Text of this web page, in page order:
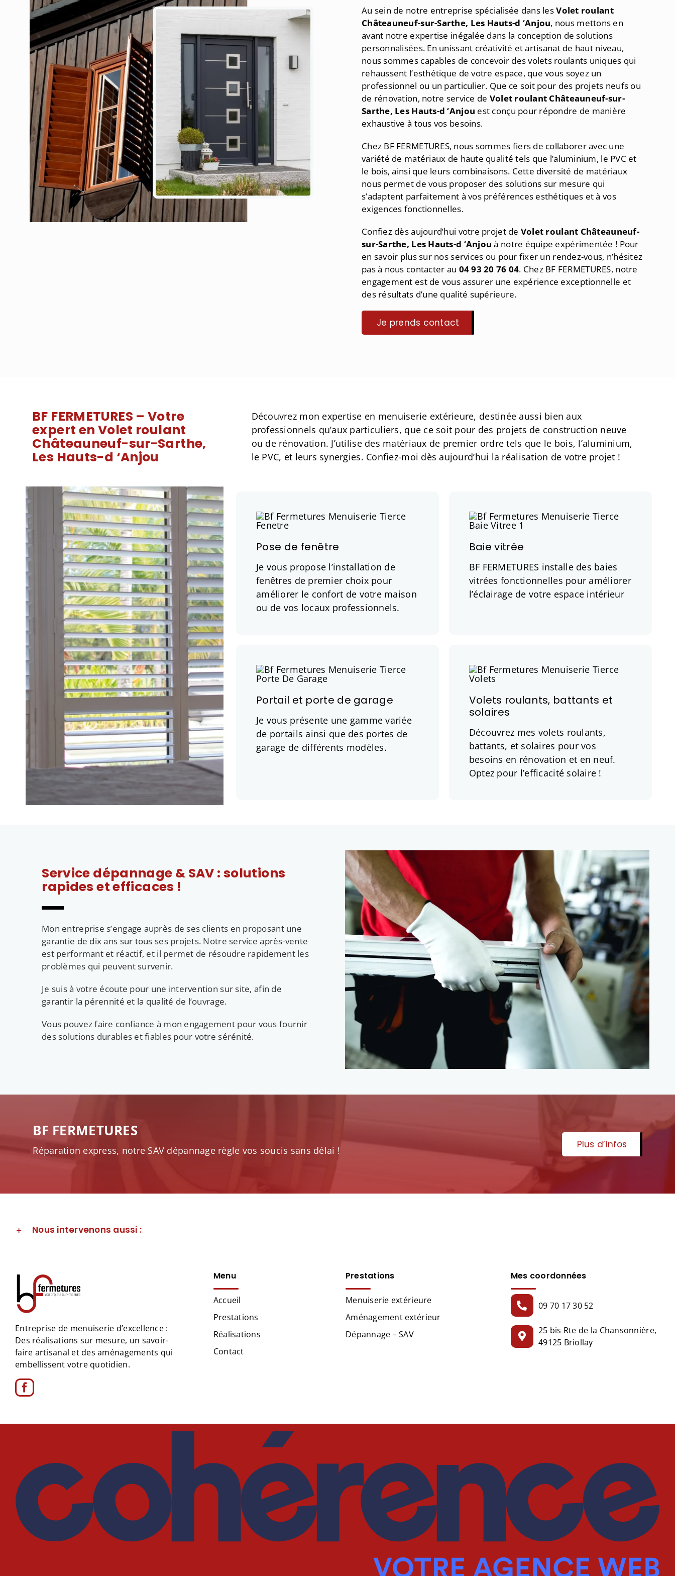
Au sein de notre entreprise spécialisée dans lesVolet roulant
Châteauneuf-sur-Sarthe, Les Hauts-d ‘Anjou, nous mettons en
avant notre expertise inégalée dans la conception de solutions
personnalisées. En unissant créativité et artisanat de haut niveau,
nous sommes capables de concevoir des volets roulants uniques qui
rehaussent l’esthétique de votre espace, que vous soyez un
professionnel ou un particulier. Que ce soit pour des projets neufs ou
de rénovation, notre service de Volet roulant Châteauneuf-sur-
Sarthe, Les Hauts-d ‘Anjou est conçu pour répondre de manière
exhaustive à tous vos besoins.
Chez BF FERMETURES, nous sommes fiers de collaborer avec une
variété de matériaux de haute qualité tels que l’aluminium, le PVC et
le bois, ainsi que leurs combinaisons. Cette diversité de matériaux
nous permet de vous proposer des solutions sur mesure qui
s’adaptent parfaitement à vos préférences esthétiques et à vos
exigences fonctionnelles.
Confiez dès aujourd’hui votre projet de Volet roulant Châteauneuf-
sur-Sarthe, Les Hauts-d ‘Anjou à notre équipe expérimentée ! Pour
en savoir plus sur nos services ou pour fixer un rendez-vous, n’hésitez
pas à nous contacter au 04 93 20 76 04. Chez BF FERMETURES, notre
engagement est de vous assurer une expérience exceptionnelle et
des résultats d’une qualité supérieure.
Je prends contact
BF FERMETURES – Votre
expert en Volet roulant
Châteauneuf-sur-Sarthe,
Les Hauts-d ‘Anjou
Découvrez mon expertise en menuiserie extérieure, destinée aussi bien aux
professionnels qu’aux particuliers, que ce soit pour des projets de construction neuve
ou de rénovation. J’utilise des matériaux de premier ordre tels que le bois, l’aluminium,
le PVC, et leurs synergies. Confiez-moi dès aujourd’hui la réalisation de votre projet !
Pose de fenêtre
Je vous propose l’installation de
fenêtres de premier choix pour
améliorer le confort de votre maison
ou de vos locaux professionnels.
Baie vitrée
BF FERMETURES installe des baies
vitrées fonctionnelles pour améliorer
l’éclairage de votre espace intérieur
Portail et porte de garage
Je vous présente une gamme variée
de portails ainsi que des portes de
garage de différents modèles.
Volets roulants, battants et
solaires
Découvrez mes volets roulants,
battants, et solaires pour vos
besoins en rénovation et en neuf.
Optez pour l’efficacité solaire !
Service dépannage & SAV : solutions
rapides et efficaces !
Mon entreprise s’engage auprès de ses clients en proposant une
garantie de dix ans sur tous ses projets. Notre service après-vente
est performant et réactif, et il permet de résoudre rapidement les
problèmes qui peuvent survenir.
Je suis à votre écoute pour une intervention sur site, afin de
garantir la pérennité et la qualité de l’ouvrage.
Vous pouvez faire confiance à mon engagement pour vous fournir
des solutions durables et fiables pour votre sérénité.
BF FERMETURES
Réparation express, notre SAV dépannage règle vos soucis sans délai !
Plus d’infos
Nous intervenons aussi :
Entreprise de menuiserie d’excellence :
Des réalisations sur mesure, un savoir-
faire artisanal et des aménagements qui
embellissent votre quotidien.
Menu
Accueil
Prestations
Réalisations
Contact
Prestations
Menuiserie extérieure
Aménagement extérieur
Dépannage – SAV
Mes coordonnées
09 70 17 30 52
25 bis Rte de la Chansonnière,
49125 Briollay